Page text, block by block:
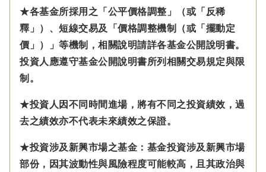
★各基金所採用之「公平價格調整」（或「反稀
釋」）、短線交易及「價格調整機制（或「擺動定
價」）」等機制，相關說明請詳各基金公開說明書。
投資人應遵守基金公開說明書所列相關交易規定與限
制。
★投資人因不同時間進場，將有不同之投資績效，過
去之績效亦不代表未來績效之保證。
★投資涉及新興市場之基金：基金投資涉及新興市場
部份，因其波動性與風險程度可能較高，且其政治與